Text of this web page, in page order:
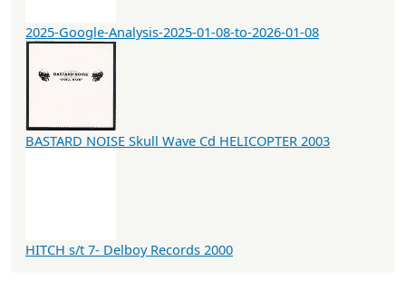
2025-Google-Analysis-2025-01-08-to-2026-01-08
BASTARD NOISE Skull Wave Cd HELICOPTER 2003
HITCH s/t 7- Delboy Records 2000